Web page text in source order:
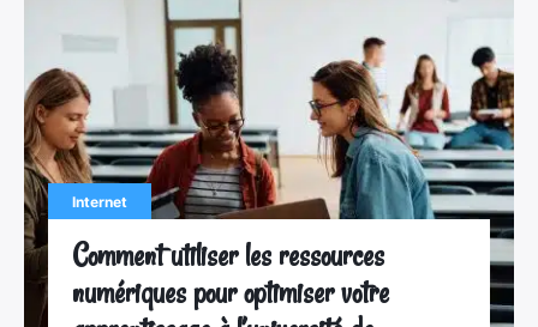
Internet
Comment utiliser les ressources
numériques pour optimiser votre